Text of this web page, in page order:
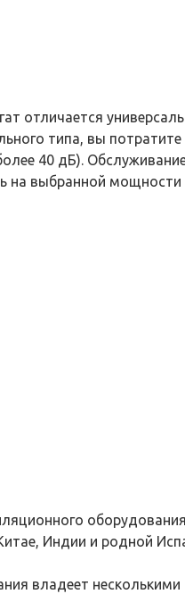
отличается
типа, вы
40 дБ).
выбранной мощности
Индии и родной
владеет